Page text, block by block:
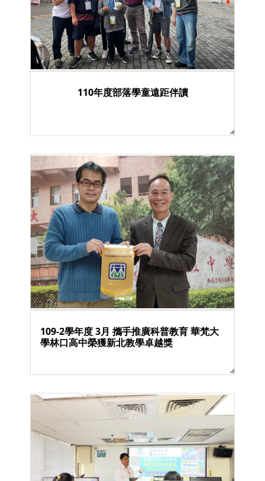
110年度部落學童遠距伴讀
109-2學年度 3月 攜手推廣科普教育 華梵大
學林口高中榮獲新北教學卓越獎